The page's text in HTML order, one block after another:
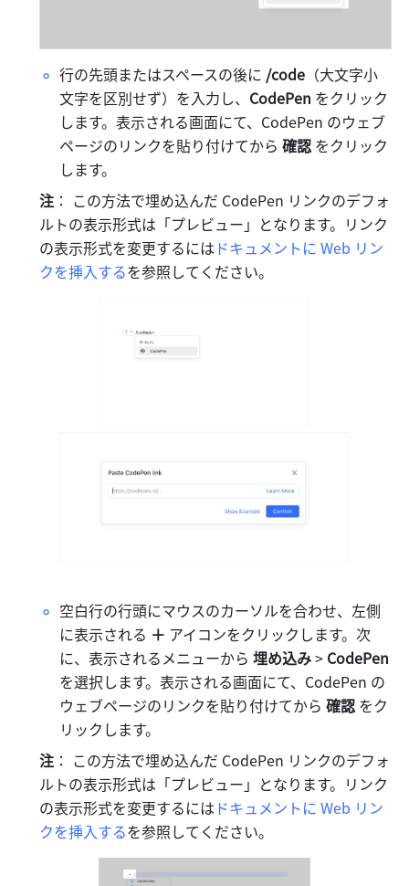
行の先頭またはスペースの後に /code （大文字小
文字を区別せず）を入力し、 CodePen をクリック
します。表示される画面にて、CodePen のウェブ
ページのリンクを貼り付けてから 確認 をクリック
します。
注 ： この方法で埋め込んだ CodePen リンクのデフォ
ルトの表示形式は「プレビュー」となります。リンク
の表示形式を変更するには ドキュメントに Web リン
クを挿入するを参照してください。
空白行の行頭にマウスのカーソルを合わせ、左側
に表示される ＋ アイコンをクリックします。次
に、表示されるメニューから 埋め込み >
を選択します。表示される画面にて、CodePen の
ウェブページのリンクを貼り付けてから 確認 をク
リックします。
注 ： この方法で埋め込んだ CodePen リンクのデフォ
ルトの表示形式は「プレビュー」となります。リンク
の表示形式を変更するには ドキュメントに Web リン
クを挿入するを参照してください。